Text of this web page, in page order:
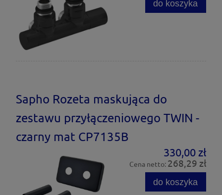
do koszyka
Sapho Rozeta maskująca do
zestawu przyłączeniowego TWIN -
czarny mat CP7135B
330,00 zł
Cena netto: 268,29 zł
do koszyka